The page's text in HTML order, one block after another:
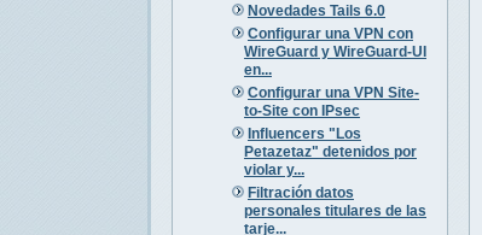
Novedades Tails 6.0
Configurar una VPN con
WireGuard y WireGuard-UI
en...
Configurar una VPN Site-
to-Site con IPsec
Influencers "Los
Petazetaz" detenidos por
violar y...
Filtración datos
personales titulares de las
tarje...